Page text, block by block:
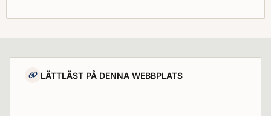
LÄTTLÄST PÅ DENNA WEBBPLATS